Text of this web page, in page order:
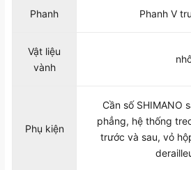
Phanh Phanh V
Vật liệu
vành
Phụ kiện
Cần số SHIMANO
phẳng, hệ thống
trước và sau, vỏ